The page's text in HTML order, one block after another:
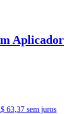
Aplicador
63,37 sem juros